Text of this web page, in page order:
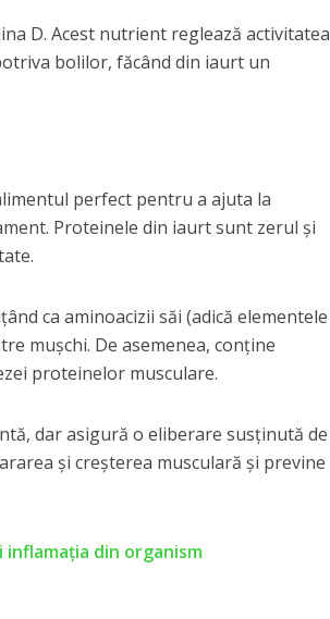
D. Acest nutrient reglează activitatea
bolilor, făcând din iaurt un
perfect pentru a ajuta la
Proteinele din iaurt sunt zerul și
ca aminoacizii săi (adică elementele
mușchi. De asemenea, conține
proteinelor musculare.
dar asigură o eliberare susținută de
și creșterea musculară și previne
inflamația din organism